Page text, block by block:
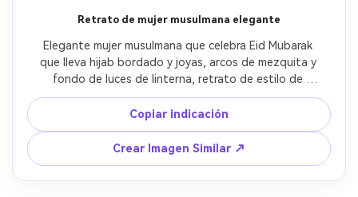
Retrato de mujer musulmana elegante
Elegante mujer musulmana que celebra Eid Mubarak
que lleva hijab bordado y joyas, arcos de mezquita y
fondo de luces de linterna, retrato de estilo de
moda
Copiar indicación
Crear Imagen Similar ↗